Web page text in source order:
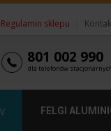
Regulamin sklepu
801 002 990
dla telefonów
FELGI